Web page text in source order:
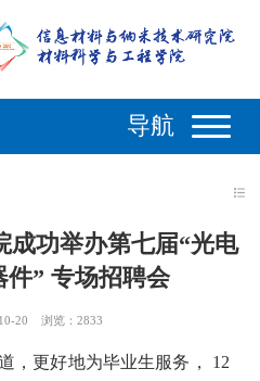
导航
成功举办第七届“光电
” 专场招聘会
20 浏览： 2833
更好地为毕业生服务， 12